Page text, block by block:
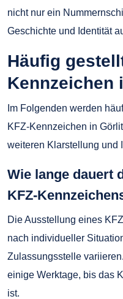
nicht nur ein
Geschichte und Identität
Häufig
Kennzeichen
Im Folgenden werden
KFZ-Kennzeichen in
weiteren Klarstellung und
Wie lange dauert
KFZ-
Die Ausstellung eines
nach individueller
Zulassungsstelle
einige Werktage, bis das
ist.